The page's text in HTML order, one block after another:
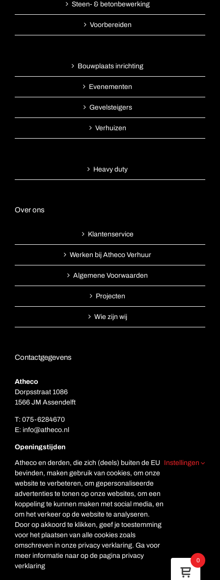
Steen- & betonbewerking
Voorbereiden
Bouwplaats inrichting
Evenementen
Gevelsteigers
Verhuizen
Heavy duty
Over ons
Klantenservice
Werken bij Atheco Verhuur
Algemene Voorwaarden
Projecten
Wie zijn wij
Contactgegevens
Atheco
Dorpsstraat 1086
1566 JM Assendelft
T: 075-6284670
E: info@atheco.nl
Openingstijden
Za: Gesloten
Zo. Gesloten
© Copyright Atheco
Privacyverklaring
0
Atheco en derden, die zich (deels) buiten de EU
bevinden, maken gebruik van cookies, om onze
website te verbeteren, om gepersonaliseerde
advertenties te tonen op onze websites, om een
koppeling te kunnen maken met social media, en
om het verkeer op de website te analyseren.
Door op akkoord te klikken, geef je toestemming
voor het plaatsen van alle cookies zoals
omschreven in onze privacy verklaring. Ga voor
meer informatie naar op de pagina privacy
verklaring
Instellingen